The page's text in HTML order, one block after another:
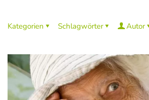
Kategorien Schlagwörter Autor